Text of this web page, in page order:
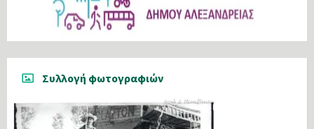
Συλλογή φωτογραφιών